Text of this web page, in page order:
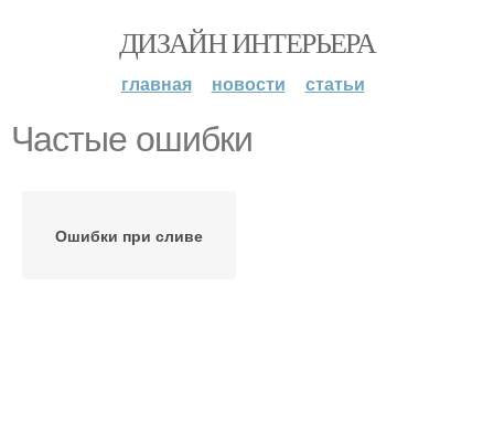
ДИЗАЙН ИНТЕРЬЕРА
главная новости статьи
Частые ошибки
Ошибки при сливе